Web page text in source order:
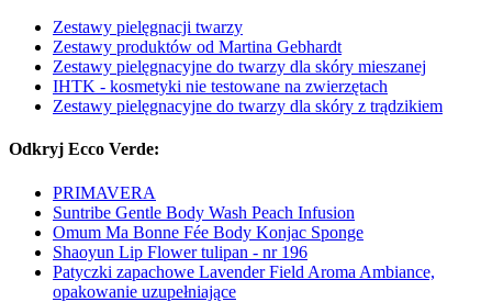
Zestawy pielęgnacji twarzy
Zestawy produktów od Martina Gebhardt
Zestawy pielęgnacyjne do twarzy dla skóry mieszanej
IHTK - kosmetyki nie testowane na zwierzętach
Zestawy pielęgnacyjne do twarzy dla skóry z trądzikiem
Odkryj Ecco Verde:
PRIMAVERA
Suntribe Gentle Body Wash Peach Infusion
Omum Ma Bonne Fée Body Konjac Sponge
Shaoyun Lip Flower tulipan - nr 196
Patyczki zapachowe Lavender Field Aroma Ambiance,
opakowanie uzupełniające